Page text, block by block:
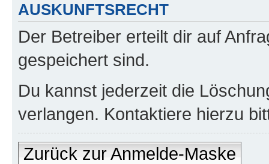
AUSKUNFTSRECHT
Der Betreiber erteilt dir auf
gespeichert sind.
Du kannst jederzeit die
verlangen. Kontaktiere hierzu
Zurück zur Anmelde-Maske